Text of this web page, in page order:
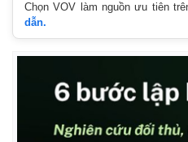
Chọn VOV làm nguồn ưu tiên
dẫn.